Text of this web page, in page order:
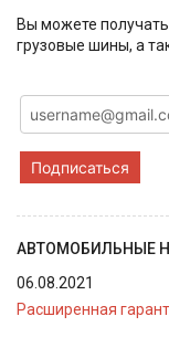
Вы можете
грузовые шины, а
Подписаться
АВТОМОБИЛЬНЫЕ
06.08.2021
Расширенная